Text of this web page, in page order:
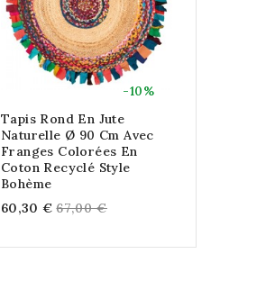
-10%
Tapis Rond En Jute
Naturelle Ø 90 Cm Avec
Franges Colorées En
Coton Recyclé Style
Bohème
60,30 € Regular
67,00 €